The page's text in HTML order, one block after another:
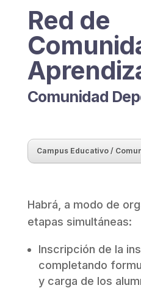
Red de
Comunidad
Campus Educativo /
Habrá, a modo de
etapas simultáneas:
Inscripción de la
completando
y carga de los